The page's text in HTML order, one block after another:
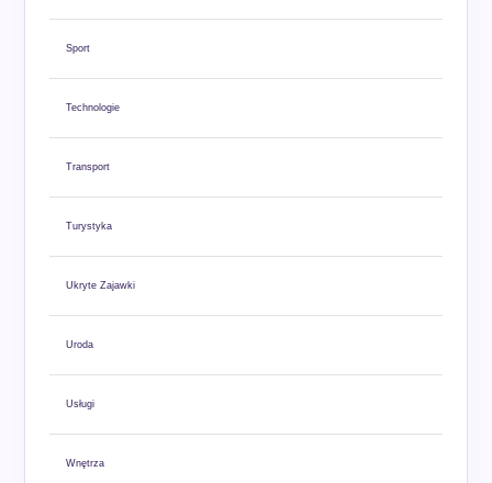
Sport
Technologie
Transport
Turystyka
Ukryte Zajawki
Uroda
Usługi
Wnętrza